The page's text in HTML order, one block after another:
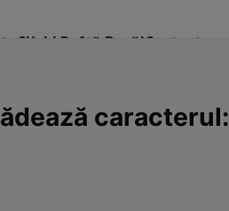
Click! Poftă Bună!Contact
caracterul: